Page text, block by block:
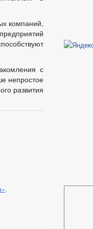
_
ОБЗОРЫ ОБРАЩЕНИЙ
ОБРАЩЕНИЙ
компаний,
с
непростое
развития